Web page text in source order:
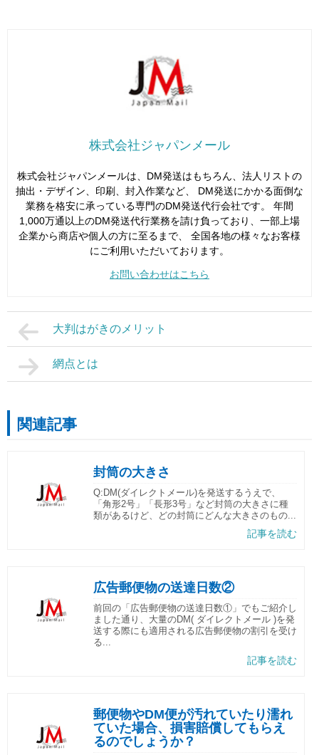
株式会社ジャパンメール
株式会社ジャパンメールは、DM発送はもちろん、法人リストの
抽出・デザイン、印刷、封入作業など、 DM発送にかかる面倒な
業務を格安に承っている専門のDM発送代行会社です。 年間
1,000万通以上のDM発送代行業務を請け負っており、一部上場
企業から商店や個人の方に至るまで、 全国各地の様々なお客様
にご利用いただいております。
お問い合わせはこちら
大判はがきのメリット
網点とは
関連記事
封筒の大きさ
Q:DM(ダイレクトメール)を発送するうえで、
「角形2号」「長形3号」など封筒の大きさに種
類があるけど、どの封筒にどんな大きさのもの...
記事を読む
広告郵便物の送達日数②
前回の「広告郵便物の送達日数①」でもご紹介し
ました通り、大量のDM( ダイレクトメール )を発
送する際にも適用される広告郵便物の割引を受け
る...
記事を読む
郵便物やDM便が汚れていたり濡れ
ていた場合、損害賠償してもらえ
るのでしょうか？